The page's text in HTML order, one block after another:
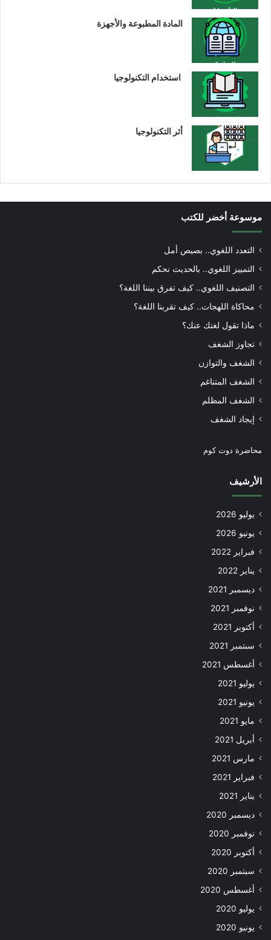
المادة المطبوعة والأجهزة
استخدام التكنولوجيا
أثر التكنولوجيا
موسوعة أخضر للكتب
التعدد اللغوي.. بصيص أمل
التمييز اللغوي.. بالحديث نحكم
التصنيف اللغوي.. كيف تفرق بيننا اللغة؟
محاكاة اللهجات.. كيف تقربنا اللغة؟
ماذا تقول لغتك عنك؟
تجاوز الشغف
الشغف والتوازن
الشغف المتناغم
الشغف المظلم
إيجاد الشغف
محاضرة دوت كوم
الأرشيف
يوليو 2026
يونيو 2026
فبراير 2022
يناير 2022
ديسمبر 2021
نوفمبر 2021
أكتوبر 2021
سبتمبر 2021
أغسطس 2021
يوليو 2021
يونيو 2021
مايو 2021
أبريل 2021
مارس 2021
فبراير 2021
يناير 2021
ديسمبر 2020
نوفمبر 2020
أكتوبر 2020
سبتمبر 2020
أغسطس 2020
يوليو 2020
يونيو 2020